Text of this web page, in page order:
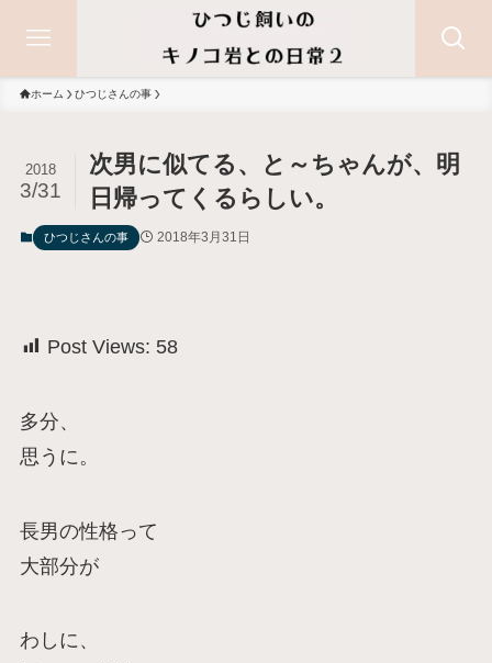
ホーム ひつじさんの事
次男に似てる、と～ちゃんが、明
日帰ってくるらしい。
2018
3/31
ひつじさんの事 2018年3月31日
Post Views: 58
多分、
思うに。
長男の性格って
大部分が
わしに、